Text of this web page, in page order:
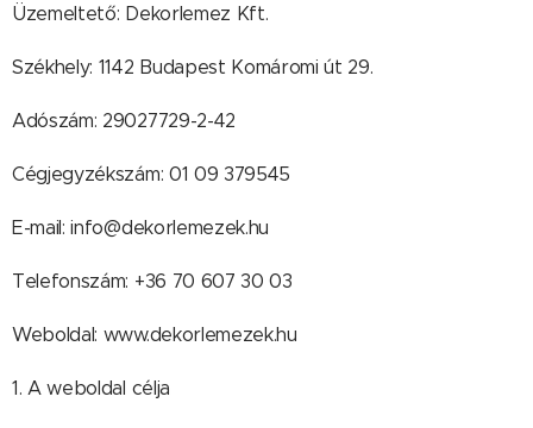
Üzemeltető: Dekorlemez Kft.
Székhely: 1142 Budapest Komáromi út 29.
Adószám: 29027729-2-42
Cégjegyzékszám: 01 09 379545
E-mail: info@dekorlemezek.hu
Telefonszám: +36 70 607 30 03
Weboldal: www.dekorlemezek.hu
1. A weboldal célja